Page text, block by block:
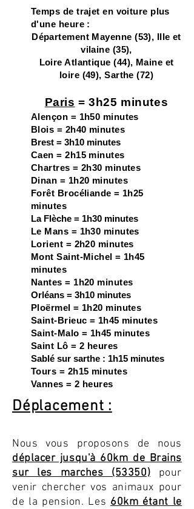
Temps de trajet en voiture plus
d'une heure :
Département Mayenne (53), Ille et
vilaine (35),
Loire Atlantique (44), Maine et
loire (49), Sarthe (72)
Paris = 3h25 minutes
Alençon = 1h50 minutes
Blois = 2h40 minutes
Brest = 3h10 minutes
Caen = 2h15 minutes
Chartres = 2h30 minutes
Dinan = 1h20 minutes
Forêt Brocéliande = 1h25
minutes
La Flèche = 1h30 minutes
Le Mans = 1h30 minutes
Lorient = 2h20 minutes
Mont Saint-Michel = 1h45
minutes
Nantes = 1h20 minutes
Orléans = 3h10 minutes
Ploërmel = 1h20 minutes
Saint-Brieuc = 1h45 minutes
Saint-Malo = 1h45 minutes
Saint Lô = 2 heures
Sablé sur sarthe : 1h15 minutes
Tours = 2h15 minutes
Vannes = 2 heures
Déplacement :
Nous vous proposons de nous
déplacer jusqu'à 60km de Brains
sur les marches (53350) pour
venir chercher vos animaux pour
de la pension. Les 60km étant le